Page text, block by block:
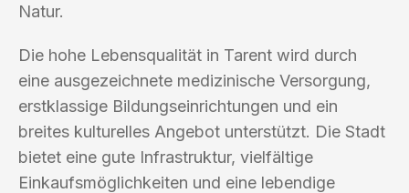
Natur.
Die hohe Lebensqualität in Tarent wird durch
eine ausgezeichnete medizinische Versorgung,
erstklassige Bildungseinrichtungen und ein
breites kulturelles Angebot unterstützt. Die Stadt
bietet eine gute Infrastruktur, vielfältige
Einkaufsmöglichkeiten und eine lebendige